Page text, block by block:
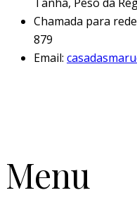
Tanha, Peso da
Chamada para
879
Email:
Menu